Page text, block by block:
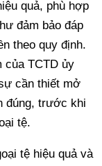
quả, phù hợp
đảm bảo đáp
theo quy định.
của TCTD ủy
cần thiết mở
đúng, trước khi
tệ.
tệ hiệu quả và